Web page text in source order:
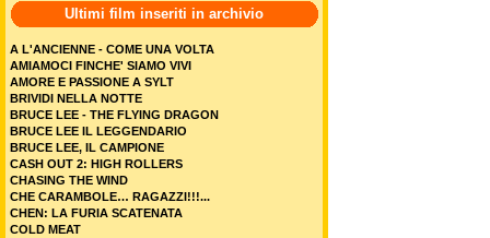
Ultimi film inseriti in archivio
A L'ANCIENNE - COME UNA VOLTA
AMIAMOCI FINCHE' SIAMO VIVI
AMORE E PASSIONE A SYLT
BRIVIDI NELLA NOTTE
BRUCE LEE - THE FLYING DRAGON
BRUCE LEE IL LEGGENDARIO
BRUCE LEE, IL CAMPIONE
CASH OUT 2: HIGH ROLLERS
CHASING THE WIND
CHE CARAMBOLE… RAGAZZI!!!...
CHEN: LA FURIA SCATENATA
COLD MEAT